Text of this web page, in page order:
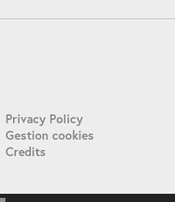
Privacy Policy
Gestion cookies
Credits